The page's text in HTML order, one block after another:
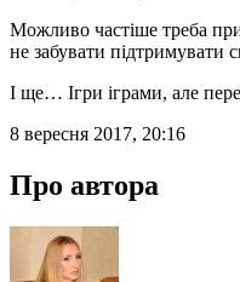
Можливо частіше треба
не забувати підтримувати
І ще… Ігри іграми, але
8 вересня 2017, 20:16
Про автора